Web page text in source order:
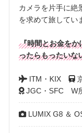
カメラを片手に絶
を求めて旅してい
『時間とお金をか
ったらもったいな
ITM・KIX
JGC・SFC W
LUMIX G8 ＆